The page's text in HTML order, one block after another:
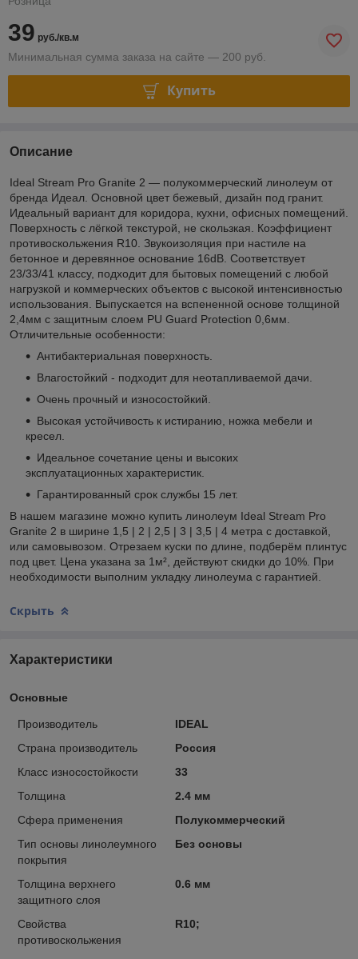
39 руб./кв.м
Минимальная сумма заказа на сайте — 200 руб.
Купить
Описание
Ideal Stream Pro Granite 2 — полукоммерческий линолеум от
бренда Идеал. Основной цвет бежевый, дизайн под гранит.
Идеальный вариант для коридора, кухни, офисных помещений.
Поверхность с лёгкой текстурой, не скользкая. Коэффициент
противоскольжения R10. Звукоизоляция при настиле на
бетонное и деревянное основание 16dB. Соответствует
23/33/41 классу, подходит для бытовых помещений с любой
нагрузкой и коммерческих объектов с высокой интенсивностью
использования. Выпускается на вспененной основе толщиной
2,4мм с защитным слоем PU Guard Protection 0,6мм.
Отличительные особенности:
Антибактериальная поверхность.
Влагостойкий - подходит для неотапливаемой дачи.
Очень прочный и износостойкий.
Высокая устойчивость к истиранию, ножка мебели и
кресел.
Идеальное сочетание цены и высоких
эксплуатационных характеристик.
Гарантированный срок службы 15 лет.
В нашем магазине можно купить линолеум Ideal Stream Pro
Granite 2 в ширине 1,5 | 2 | 2,5 | 3 | 3,5 | 4 метра с доставкой,
или самовывозом. Отрезаем куски по длине, подберём плинтус
под цвет. Цена указана за 1м², действуют скидки до 10%. При
необходимости выполним укладку линолеума с гарантией.
Скрыть
Характеристики
Основные
Производитель
IDEAL
Страна производитель
Россия
Класс износостойкости
33
Толщина
2.4 мм
Сфера применения
Полукоммерческий
Тип основы линолеумного
покрытия
Без основы
Толщина верхнего
защитного слоя
0.6 мм
Свойства
противоскольжения
R10;